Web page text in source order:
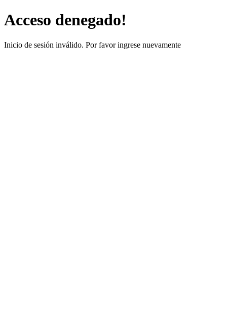
Acceso denegado!
Inicio de sesión inválido. Por favor ingrese nuevamente